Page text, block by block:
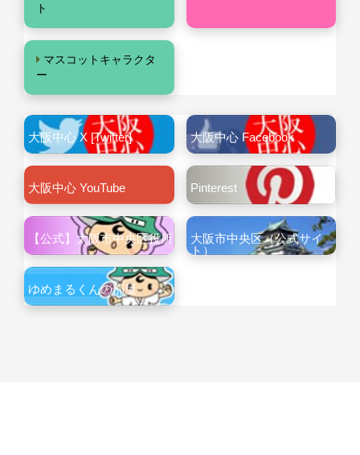
ト
マスコットキャラクタ
ー
大阪中心 X [Twitter] 大阪中心 Facebook
大阪中心 YouTube Pinterest
【公式】大阪市中央区役所
大阪市中央区（公式サイ
ト）
ゆめまるくんの部屋